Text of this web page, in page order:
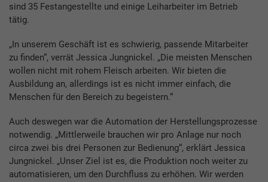
sind 35 Festangestellte und einige Leiharbeiter im Betrieb
tätig.
„In unserem Geschäft ist es schwierig, passende Mitarbeiter
zu finden“, verrät Jessica Jungnickel. „Die meisten Menschen
wollen nicht mit rohem Fleisch arbeiten. Wir bieten die
Ausbildung an, allerdings ist es nicht immer einfach, die
Menschen für den Bereich zu begeistern.“
Auch deswegen war die Automation der Herstellungsprozesse
notwendig. „Mittlerweile brauchen wir pro Anlage nur noch
circa zwei bis drei Personen zur Bedienung“, erklärt Jessica
Jungnickel. „Unser Ziel ist es, die Produktion noch weiter zu
automatisieren, um den Durchfluss zu erhöhen. Wir werden